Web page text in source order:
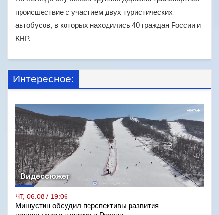
происшествие с участием двух туристических
автобусов, в которых находились 40 граждан России и
КНР.
Интересное:
Видеосюжет
ЧТ, 06.08 / 19:06
Мишустин обсудил перспективы развития